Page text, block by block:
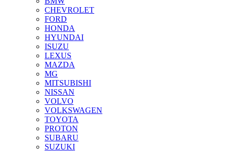
CHEVROLET
FORD
HONDA
HYUNDAI
ISUZU
LEXUS
MAZDA
MG
MITSUBISHI
NISSAN
VOLVO
VOLKSWAGEN
TOYOTA
PROTON
SUBARU
SUZUKI